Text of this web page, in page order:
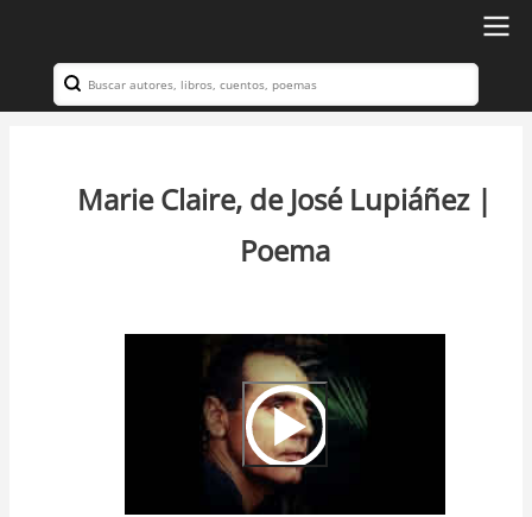
contenido
principal
Navegación
Search
Marie Claire, de José Lupiáñez |
Poema
Video
Url